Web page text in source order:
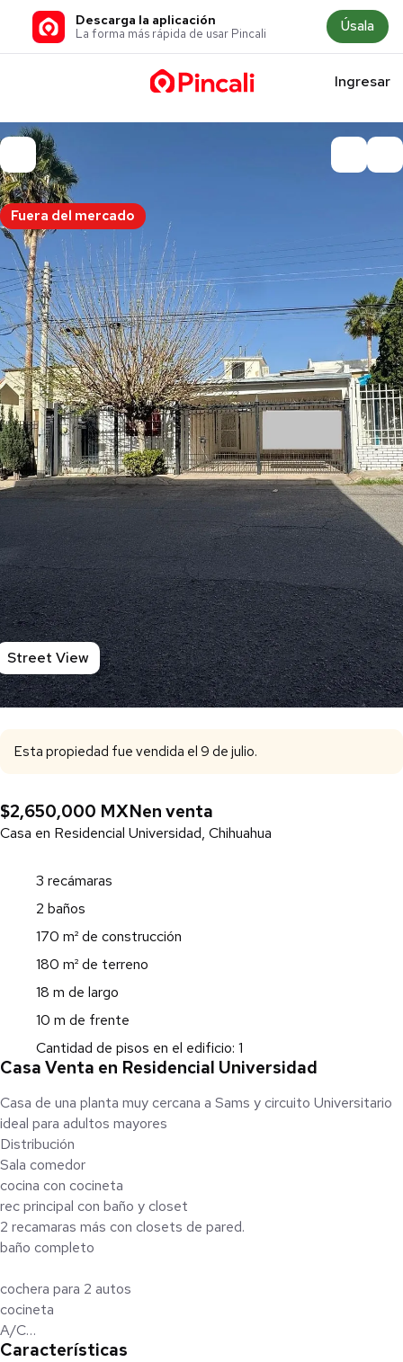
Descarga la aplicación
La forma más rápida de usar Pincali Úsala
Ingresar
Fuera del mercado
Street View
Esta propiedad fue vendida el 9 de julio.
$2,650,000 MXNen venta
Casa en Residencial Universidad, Chihuahua
3 recámaras
2 baños
170 m² de construcción
180 m² de terreno
18 m de largo
10 m de frente
Cantidad de pisos en el edificio: 1
Casa Venta en Residencial Universidad
Casa de una planta muy cercana a Sams y circuito Universitario
ideal para adultos mayores
Distribución
Sala comedor
cocina con cocineta
rec principal con baño y closet
2 recamaras más con closets de pared.
baño completo
cochera para 2 autos
cocineta
A/C
Calefacción
Características